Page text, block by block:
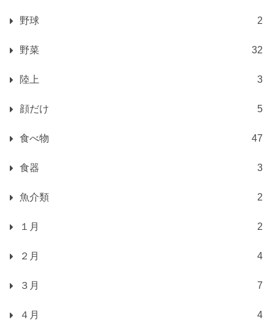
野球 2
野菜 32
陸上 3
顔だけ 5
食べ物 47
食器 3
魚介類 2
１月 2
２月 4
３月 7
４月 4